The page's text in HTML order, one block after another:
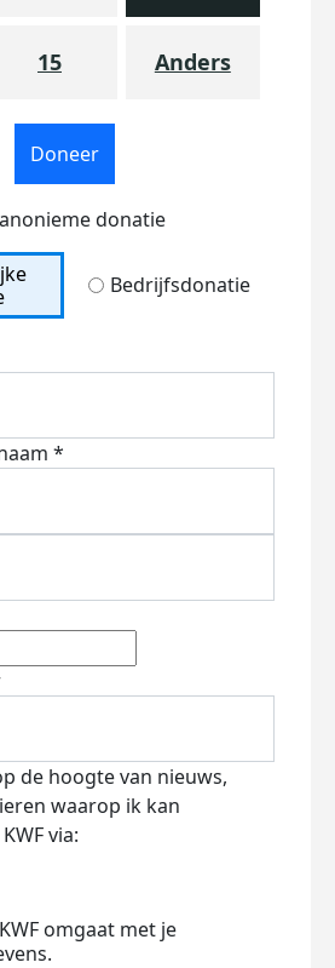
15 Anders
Doneer
donatie
Bedrijfsdonatie
*
de hoogte van nieuws,
waarop ik kan
via:
omgaat met je